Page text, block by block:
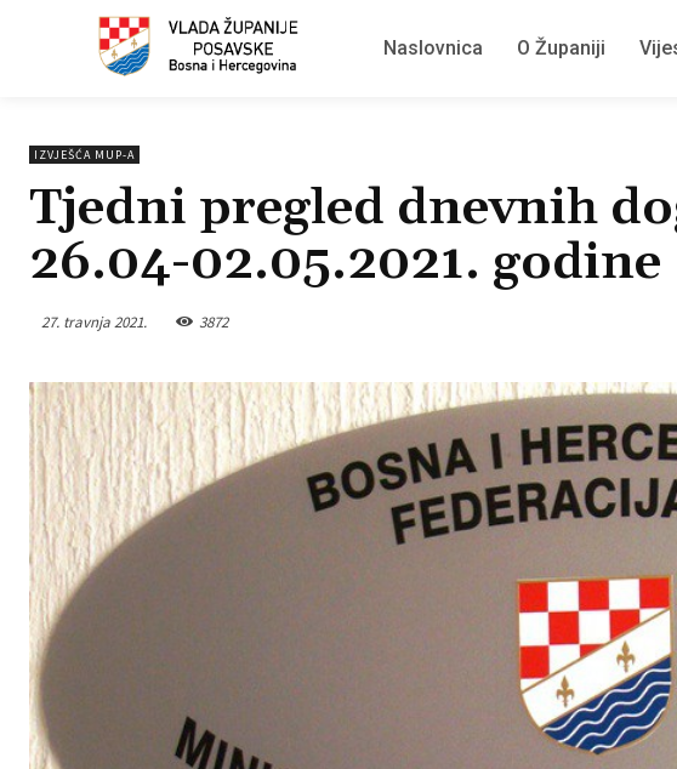
Naslovnica O Županiji
IZVJEŠĆA MUP-A
Tjedni pregled dnevnih
26.04-02.05.2021. godine
27. travnja 2021. 3872